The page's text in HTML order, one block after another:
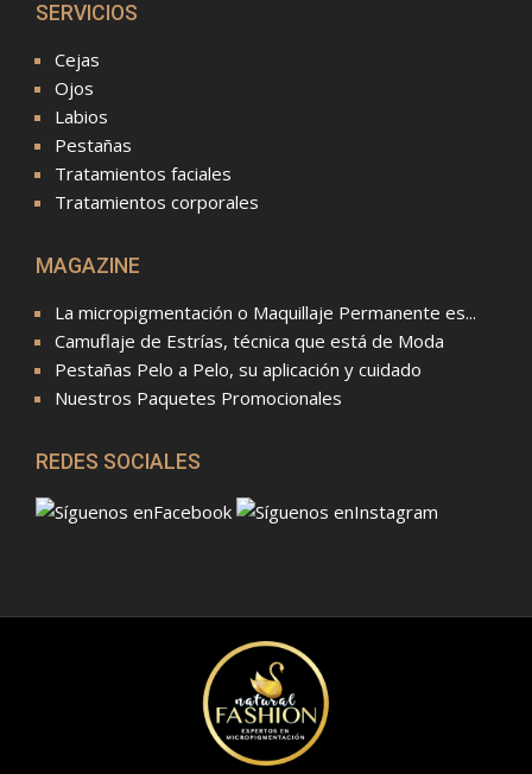
SERVICIOS
Cejas
Ojos
Labios
Pestañas
Tratamientos faciales
Tratamientos corporales
MAGAZINE
La micropigmentación o Maquillaje Permanente es...
Camuflaje de Estrías, técnica que está de Moda
Pestañas Pelo a Pelo, su aplicación y cuidado
Nuestros Paquetes Promocionales
REDES SOCIALES